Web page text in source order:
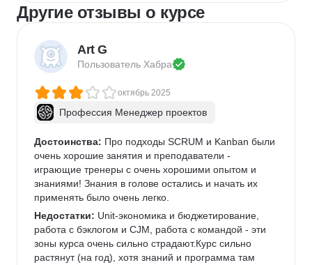
Другие отзывы о курсе
Art G
Пользователь Хабра
октябрь 2025
Профессия Менеджер проектов
Достоинства: Про подходы SCRUM и Kanban были
очень хорошие занятия и преподаватели -
играющие тренеры с очень хорошими опытом и
знаниями! Знания в голове остались и начать их
применять было очень легко.
Недостатки: Unit-экономика и бюджетирование,
работа с бэклогом и CJM, работа с командой - эти
зоны курса очень сильно страдают.Курс сильно
растянут (на год), хотя знаний и программа там